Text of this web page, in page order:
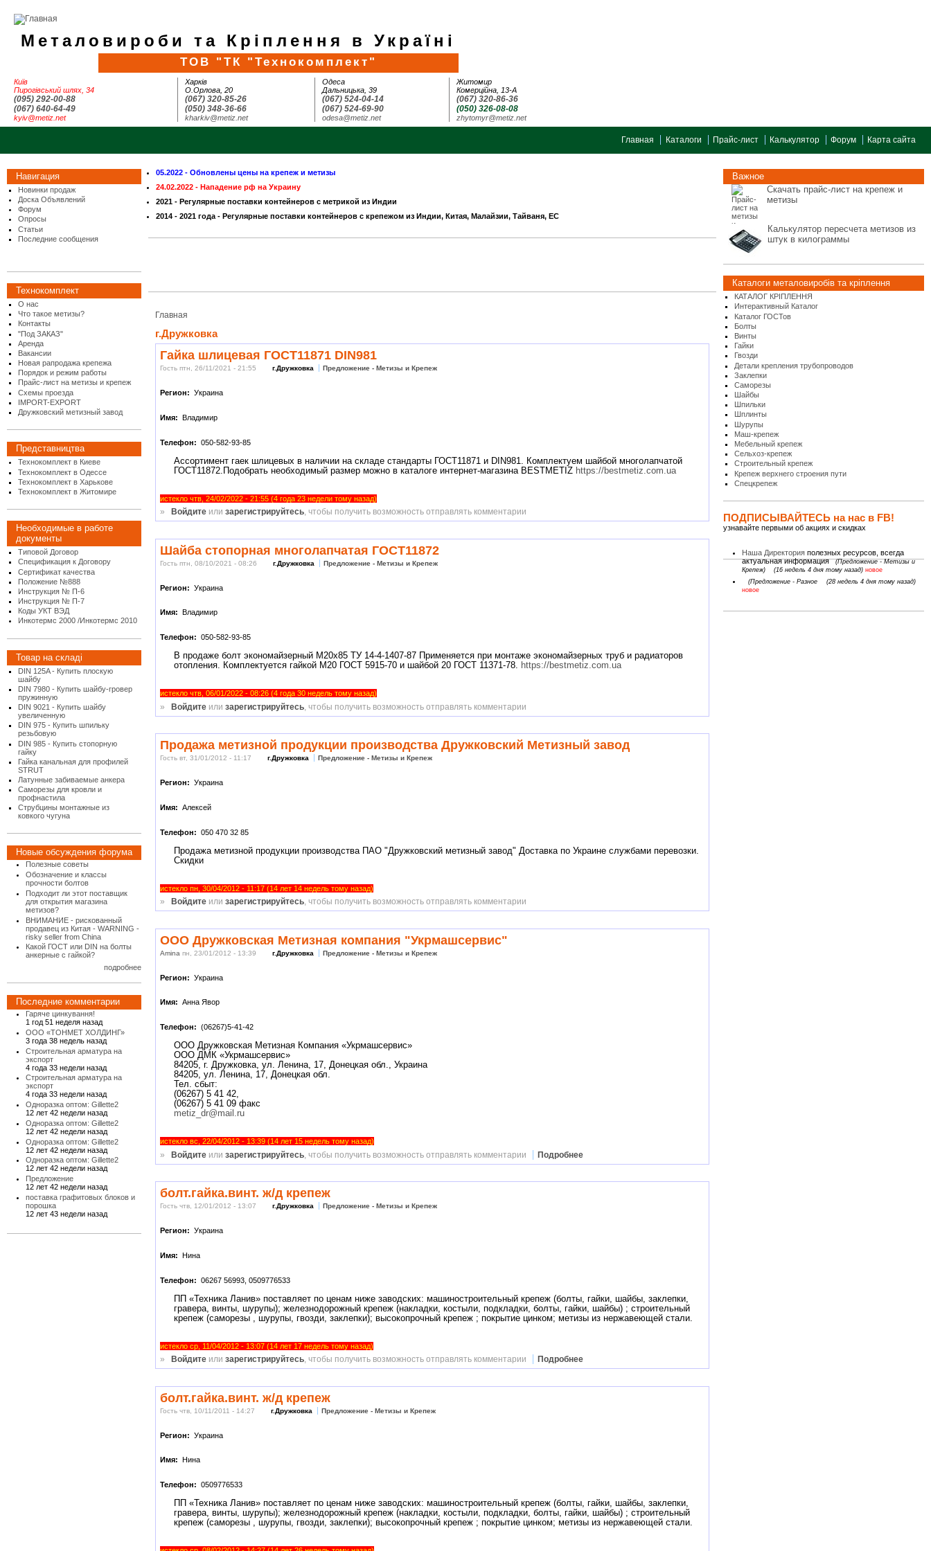
Металовироби та Кріплення в Україні
ТОВ "ТК "Технокомплект"
Київ
Пирогівський шлях, 34
(095) 292-00-88
(067) 640-64-49
kyiv@metiz.net
Харків
О.Орлова, 20
(067) 320-85-26
(050) 348-36-66
kharkiv@metiz.net
Одеса
Дальницька, 39
(067) 524-04-14
(067) 524-69-90
odesa@metiz.net
Житомир
Комерційна, 13-А
(067) 320-86-36
(050) 326-08-08
zhytomyr@metiz.net
Главная Каталоги Прайс-лист Калькулятор Форум Карта сайта
Навигация
Новинки продаж
Доска Объявлений
Форум
Опросы
Статьи
Последние сообщения
Технокомплект
О нас
Что такое метизы?
Контакты
"Под ЗАКАЗ"
Аренда
Вакансии
Новая рапродажа крепежа
Порядок и режим работы
Прайс-лист на метизы и крепеж
Схемы проезда
IMPORT-EXPORT
Дружковский метизный завод
Представництва
Технокомплект в Киеве
Технокомплект в Одессе
Технокомплект в Харькове
Технокомплект в Житомире
Необходимые в работе
документы
Типовой Договор
Спецификация к Договору
Сертификат качества
Положение №888
Инструкция № П-6
Инструкция № П-7
Коды УКТ ВЭД
Инкотермс 2000 /Инкотермс 2010
Товар на складі
DIN 125A - Купить плоскую
шайбу
DIN 7980 - Купить шайбу-гровер
пружинную
DIN 9021 - Купить шайбу
увеличенную
DIN 975 - Купить шпильку
резьбовую
DIN 985 - Купить стопорную
гайку
Гайка канальная для профилей
STRUT
Латунные забиваемые анкера
Саморезы для кровли и
профнастила
Струбцины монтажные из
ковкого чугуна
Новые обсуждения форума
Полезные советы
Обозначение и классы
прочности болтов
Подходит ли этот поставщик
для открытия магазина
метизов?
ВНИМАНИЕ - рискованный
продавец из Китая - WARNING -
risky seller from China
Какой ГОСТ или DIN на болты
анкерные с гайкой?
подробнее
Последние комментарии
Гаряче цинкування!
1 год 51 неделя назад
ООО «ТОНМЕТ ХОЛДИНГ»
3 года 38 недель назад
Строительная арматура на
экспорт
4 года 33 недели назад
Строительная арматура на
экспорт
4 года 33 недели назад
Одноразка оптом: Gillette2
12 лет 42 недели назад
Одноразка оптом: Gillette2
12 лет 42 недели назад
Одноразка оптом: Gillette2
12 лет 42 недели назад
Одноразка оптом: Gillette2
12 лет 42 недели назад
Предложение
12 лет 42 недели назад
поставка графитовых блоков и
порошка
12 лет 43 недели назад
05.2022 - Обновлены цены на крепеж и метизы
24.02.2022 - Нападение рф на Украину
2021 - Регулярные поставки контейнеров с метрикой из Индии
2014 - 2021 года - Регулярные поставки контейнеров с крепежом из Индии, Китая, Малайзии, Тайваня, ЕС
Главная
г.Дружковка
Гайка шлицевая ГОСТ11871 DIN981
Гость птн, 26/11/2021 - 21:55 г.Дружковка Предложение - Метизы и Крепеж
Регион: Украина
Имя: Владимир
Телефон: 050-582-93-85
Ассортимент гаек шлицевых в наличии на складе стандарты ГОСТ11871 и DIN981. Комплектуем шайбой многолапчатой
ГОСТ11872.Подобрать необходимый размер можно в каталоге интернет-магазина BESTMETIZ https://bestmetiz.com.ua
истекло чтв, 24/02/2022 - 21:55 (4 года 23 недели тому назад)
» Войдите илизарегистрируйтесь, чтобы получить возможность отправлять комментарии
Шайба стопорная многолапчатая ГОСТ11872
Гость птн, 08/10/2021 - 08:26 г.Дружковка Предложение - Метизы и Крепеж
Регион: Украина
Имя: Владимир
Телефон: 050-582-93-85
В продаже болт экономайзерный М20х85 ТУ 14-4-1407-87 Применяется при монтаже экономайзерных труб и радиаторов
отопления. Комплектуется гайкой М20 ГОСТ 5915-70 и шайбой 20 ГОСТ 11371-78. https://bestmetiz.com.ua
истекло чтв, 06/01/2022 - 08:26 (4 года 30 недель тому назад)
» Войдите илизарегистрируйтесь , чтобы получить возможность отправлять комментарии
Продажа метизной продукции производства Дружковский Метизный завод
Гость вт, 31/01/2012 - 11:17 г.Дружковка Предложение - Метизы и Крепеж
Регион: Украина
Имя: Алексей
Телефон: 050 470 32 85
Продажа метизной продукции производства ПАО "Дружковский метизный завод" Доставка по Украине службами перевозки.
Скидки
истекло пн, 30/04/2012 - 11:17 (14 лет 14 недель тому назад)
» Войдите илизарегистрируйтесь, чтобы получить возможность отправлять комментарии
ООО Дружковская Метизная компания "Укрмашсервис"
Amina пн, 23/01/2012 - 13:39 г.Дружковка Предложение - Метизы и Крепеж
Регион: Украина
Имя: Анна Явор
Телефон: (06267)5-41-42
ООО Дружковская Метизная Компания «Укрмашсервис»
ООО ДМК «Укрмашсервис»
84205, г. Дружковка, ул. Ленина, 17, Донецкая обл., Украина
84205, ул. Ленина, 17, Донецкая обл.
Тел. сбыт:
(06267) 5 41 42,
(06267) 5 41 09 факс
metiz_dr@mail.ru
истекло вс, 22/04/2012 - 13:39 (14 лет 15 недель тому назад)
» Войдите илизарегистрируйтесь , чтобы получить возможность отправлять комментарии Подробнее
болт.гайка.винт. ж/д крепеж
Гость чтв, 12/01/2012 - 13:07 г.Дружковка Предложение - Метизы и Крепеж
Регион: Украина
Имя: Нина
Телефон: 06267 56993, 0509776533
ПП «Техника Ланив» поставляет по ценам ниже заводских: машиностроительный крепеж (болты, гайки, шайбы, заклепки,
гравера, винты, шурупы); железнодорожный крепеж (накладки, костыли, подкладки, болты, гайки, шайбы) ; строительный
крепеж (саморезы , шурупы, гвозди, заклепки); высокопрочный крепеж ; покрытие цинком; метизы из нержавеющей стали.
истекло ср, 11/04/2012 - 13:07 (14 лет 17 недель тому назад)
» Войдите илизарегистрируйтесь, чтобы получить возможность отправлять комментарии Подробнее
болт.гайка.винт. ж/д крепеж
Гость чтв, 10/11/2011 - 14:27 г.Дружковка Предложение - Метизы и Крепеж
Регион: Украина
Имя: Нина
Телефон: 0509776533
ПП «Техника Ланив» поставляет по ценам ниже заводских: машиностроительный крепеж (болты, гайки, шайбы, заклепки,
гравера, винты, шурупы); железнодорожный крепеж (накладки, костыли, подкладки, болты, гайки, шайбы) ; строительный
крепеж (саморезы , шурупы, гвозди, заклепки); высокопрочный крепеж ; покрытие цинком; метизы из нержавеющей стали.
Важное
Скачать прайс-лист на крепеж и
метизы
Калькулятор пересчета метизов из
штук в килограммы
Каталоги металовиробів та кріплення
КАТАЛОГ КРІПЛЕННЯ
Интерактивный Каталог
Каталог ГОСТов
Болты
Винты
Гайки
Гвозди
Детали крепления трубопроводов
Заклепки
Саморезы
Шайбы
Шпильки
Шплинты
Шурупы
Маш-крепеж
Мебельный крепеж
Сельхоз-крепеж
Строительный крепеж
Крепеж верхнего строения пути
Спецкрепеж
ПОДПИСЫВАЙТЕСЬ на нас в FB!
узнавайте первыми об акциях и скидках
Наша Директория полезных ресурсов, всегда
актуальная информация
(Предложение - Метизы и
Крепеж)
(16 недель 4 дня тому назад)новое
(Предложение - Разное
(28 недель 4 дня тому назад)
новое